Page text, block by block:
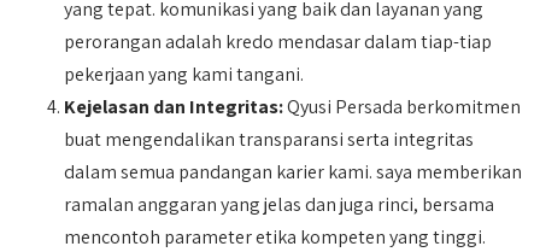
yang tepat. komunikasi yang baik dan layanan yang
perorangan adalah kredo mendasar dalam tiap-tiap
pekerjaan yang kami tangani.
Kejelasan dan Integritas:Qyusi Persada berkomitmen
buat mengendalikan transparansi serta integritas
dalam semua pandangan karier kami. saya memberikan
ramalan anggaran yang jelas dan juga rinci, bersama
mencontoh parameter etika kompeten yang tinggi.